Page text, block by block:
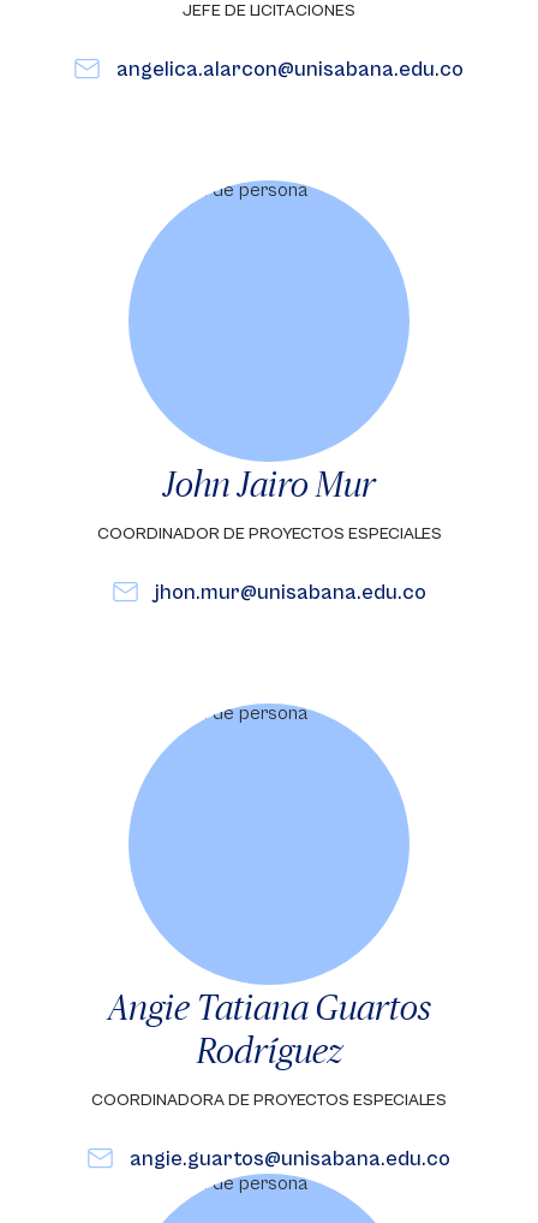
JEFE DE LICITACIONES
angelica.alarcon@unisabana.edu.co
John Jairo Mur
COORDINADOR DE PROYECTOS ESPECIALES
jhon.mur@unisabana.edu.co
Angie Tatiana Guartos
Rodríguez
COORDINADORA DE PROYECTOS ESPECIALES
angie.guartos@unisabana.edu.co